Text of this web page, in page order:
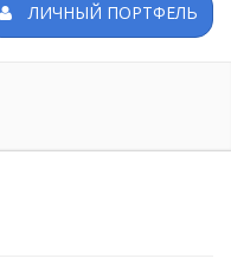
ЛИЧНЫЙ ПОРТФЕЛЬ